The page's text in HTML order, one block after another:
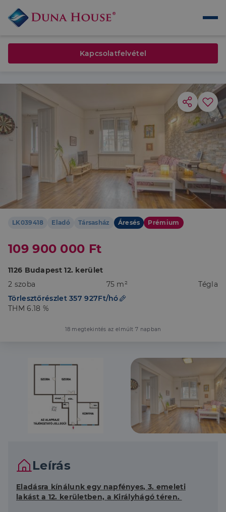
LK039418 Eladó Társasház Áresés Prémium
109 900 000 Ft
1126 Budapest 12. kerület
2 szoba
75 m²
Tégla
Törlesztőrészlet 357 927Ft/hó
THM 6.18 %
18 megtekintés az elmúlt 7 napban
Leírás
Eladásra kínálunk egy napfényes, 3. emeleti
lakást a 12. kerületben, a Királyhágó téren.
Kapcsolatfelvétel